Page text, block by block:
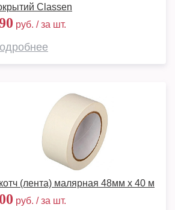
Classen
руб. / за шт.
(лента) малярная 48мм х 40 м
руб. / за шт.